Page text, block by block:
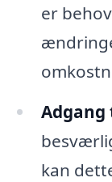
er
kan